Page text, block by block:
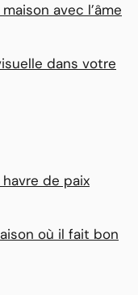
avec l’âme
dans votre
de paix
où il fait bon